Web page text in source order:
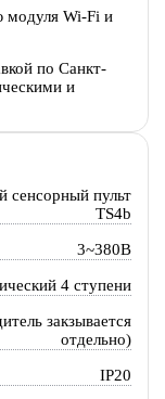
модуля Wi-Fi и
по Санкт-
и
сенсорный пульт
TS4b
3~380В
4 ступени
закзывается
отдельно)
IP20